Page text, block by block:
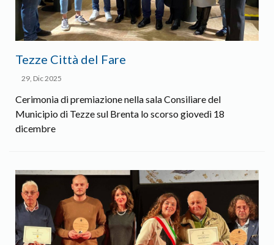
Tezze Città del Fare
29, Dic 2025
Cerimonia di premiazione nella sala Consiliare del
Municipio di Tezze sul Brenta lo scorso giovedì 18
dicembre